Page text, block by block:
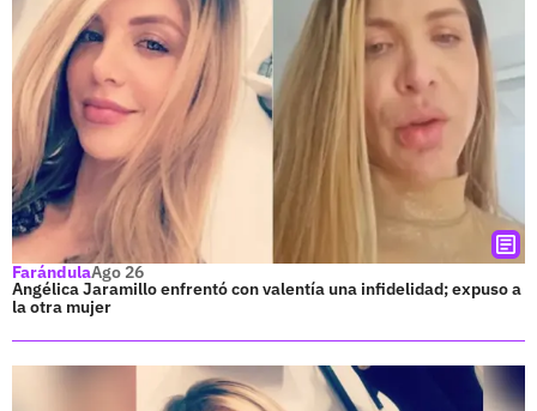
FarándulaAgo 26
Angélica Jaramillo enfrentó con valentía una infidelidad; expuso a
la otra mujer